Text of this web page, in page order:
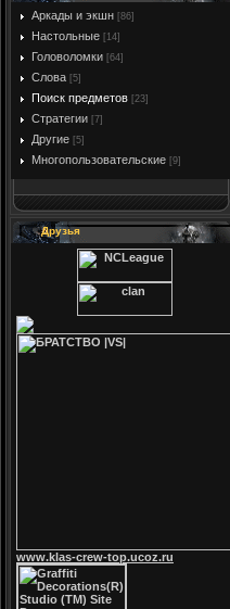
Аркады и экшн [86]
Настольные [14]
Головоломки [64]
Слова [5]
Поиск предметов [23]
Стратегии [7]
Другие [5]
Многопользовательские [9]
Друзья
www.klas-crew-top.ucoz.ru